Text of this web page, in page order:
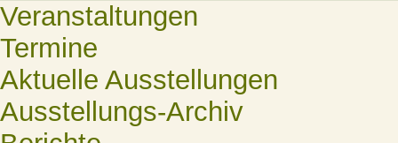
Veranstaltungen
Termine
Aktuelle Ausstellungen
Ausstellungs-Archiv